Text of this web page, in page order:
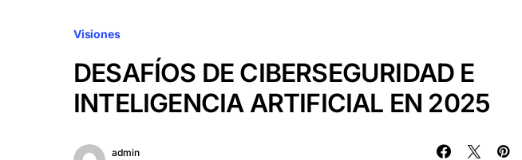
Visiones
DESAFÍOS DE CIBERSEGURIDAD E
INTELIGENCIA ARTIFICIAL EN 2025
admin